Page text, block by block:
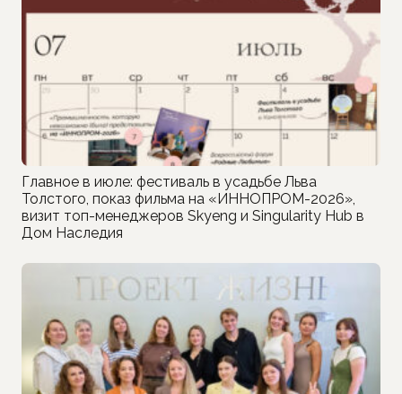
Главное в июле: фестиваль в усадьбе Льва
Толстого, показ фильма на «ИННОПРОМ-2026»,
визит топ-менеджеров Skyeng и Singularity Hub в
Дом Наследия